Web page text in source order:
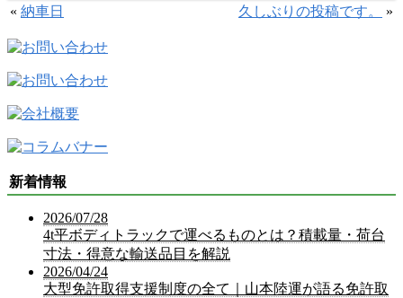
« 納車日 久しぶりの投稿です。 »
新着情報
2026/07/28
4t平ボディトラックで運べるものとは？積載量・荷台
寸法・得意な輸送品目を解説
2026/04/24
大型免許取得支援制度の全て｜山本陸運が語る免許取